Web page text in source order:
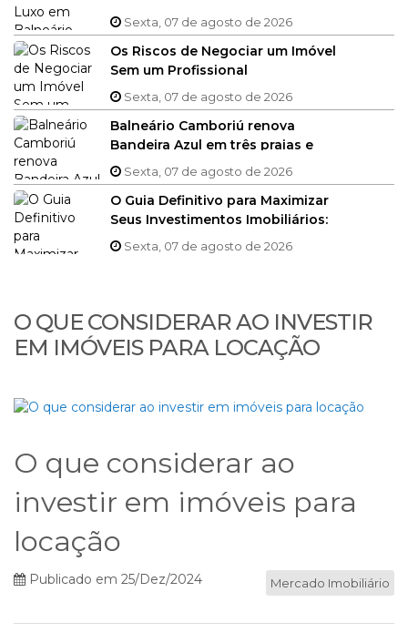
Sexta, 07 de agosto de 2026
Os Riscos de Negociar um Imóvel
Sem um Profissional
Especializado
Sexta, 07 de agosto de 2026
Balneário Camboriú renova
Bandeira Azul em três praias e
marina para a temporada de
verão 2024/2025
Sexta, 07 de agosto de 2026
O Guia Definitivo para Maximizar
Seus Investimentos Imobiliários:
Estratégias Inteligentes para
Compra, Venda e Locação
Sexta, 07 de agosto de 2026
O QUE CONSIDERAR AO INVESTIR
EM IMÓVEIS PARA LOCAÇÃO
O que considerar ao
investir em imóveis para
locação
Publicado em 25/Dez/2024 Mercado Imobiliário